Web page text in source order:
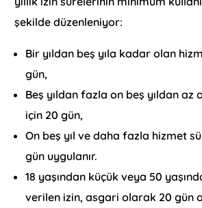
şekilde düzenleniyor:
Bir yıldan beş yıla kadar olan
gün,
Beş yıldan fazla on beş yıldan az
için 20 gün,
On beş yıl ve daha fazla hizmet
gün uygulanır.
18 yaşından küçük veya 50
verilen izin, asgari olarak 20 gün